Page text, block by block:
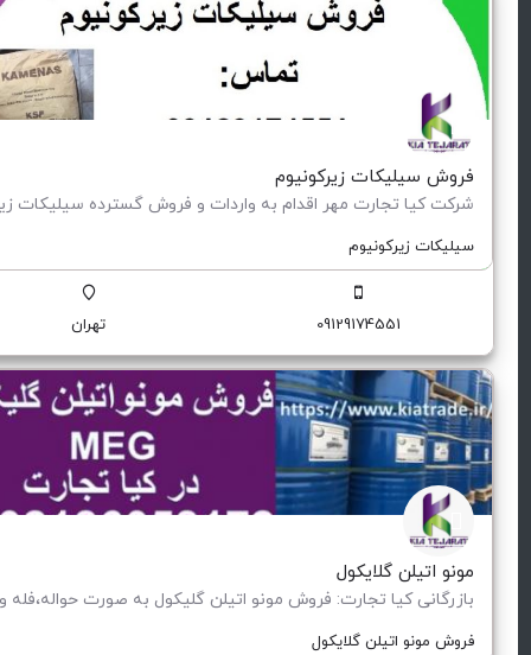
فروش سیلیکات زیرکونیوم
سیلیکات زیرکونیوم
09129174551 تهران
مونو اتیلن گلایکول
فروش مونو اتیلن گلایکول